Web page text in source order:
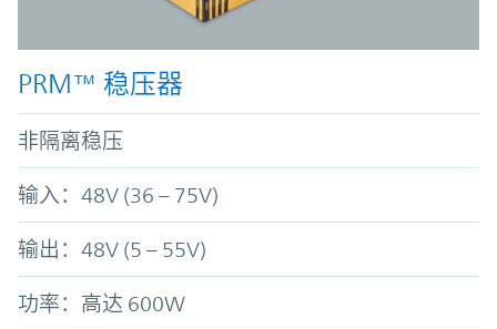
PRM™ 稳压器
非隔离稳压
输入：48V (36 – 75V)
输出：48V (5 – 55V)
功率：高达 600W